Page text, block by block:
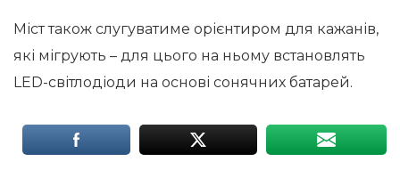
Міст також слугуватиме орієнтиром для кажанів,
які мігрують – для цього на ньому встановлять
LED-світлодіоди на основі сонячних батарей.